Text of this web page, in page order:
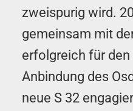
zweispurig wird.
gemeinsam mit
erfolgreich für
Anbindung des
neue S 32